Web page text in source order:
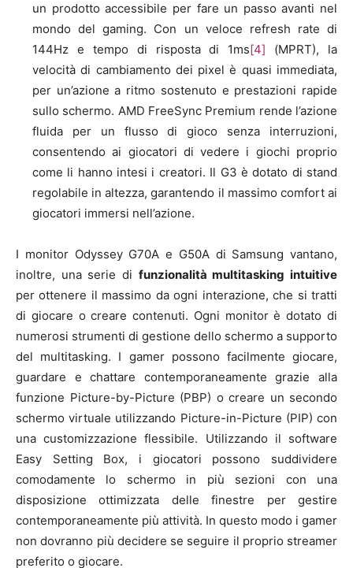
un prodotto accessibile per fare un passo avanti nel
mondo del gaming. Con un veloce refresh rate di
144Hz e tempo di risposta di 1ms[4] (MPRT), la
velocità di cambiamento dei pixel è quasi immediata,
per un’azione a ritmo sostenuto e prestazioni rapide
sullo schermo. AMD FreeSync Premium rende l’azione
fluida per un flusso di gioco senza interruzioni,
consentendo ai giocatori di vedere i giochi proprio
come li hanno intesi i creatori. Il G3 è dotato di stand
regolabile in altezza, garantendo il massimo comfort ai
giocatori immersi nell’azione.
I monitor Odyssey G70A e G50A di Samsung vantano,
inoltre, una serie di funzionalità multitasking intuitive
per ottenere il massimo da ogni interazione, che si tratti
di giocare o creare contenuti. Ogni monitor è dotato di
numerosi strumenti di gestione dello schermo a supporto
del multitasking. I gamer possono facilmente giocare,
guardare e chattare contemporaneamente grazie alla
funzione Picture-by-Picture (PBP) o creare un secondo
schermo virtuale utilizzando Picture-in-Picture (PIP) con
una customizzazione flessibile. Utilizzando il software
Easy Setting Box, i giocatori possono suddividere
comodamente lo schermo in più sezioni con una
disposizione ottimizzata delle finestre per gestire
contemporaneamente più attività. In questo modo i gamer
non dovranno più decidere se seguire il proprio streamer
preferito o giocare.